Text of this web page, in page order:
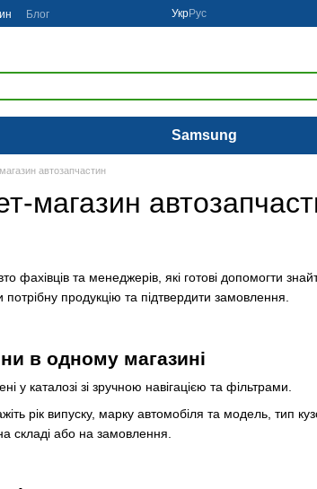
Блог УкрРус
Samsung
автозапчастин
магазин
фахівців та менеджерів, які готові допомогти
продукцію та підтвердити замовлення.
в одному магазині
у каталозі зі зручною навігацією та фільтрами.
рік випуску, марку автомобіля та модель, тип
складі або на замовлення.